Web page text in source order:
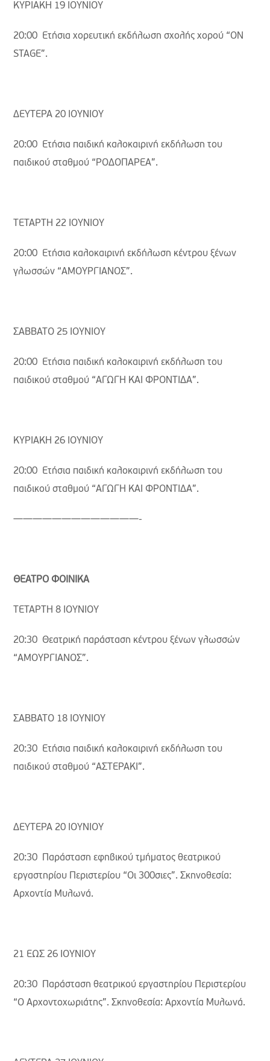
ΚΥΡΙΑΚΗ 19 ΙΟΥΝΙΟΥ
20:00 Ετήσια χορευτική εκδήλωση σχολής χορού “ON
STAGE”.
ΔΕΥΤΕΡΑ 20 ΙΟΥΝΙΟΥ
20:00 Ετήσια παιδική καλοκαιρινή εκδήλωση του
παιδικού σταθμού “ΡΟΔΟΠΑΡΕΑ”.
ΤΕΤΑΡΤΗ 22 ΙΟΥΝΙΟΥ
20:00 Ετήσια καλοκαιρινή εκδήλωση κέντρου ξένων
γλωσσών “ΑΜΟΥΡΓΙΑΝΟΣ”.
ΣΑΒΒΑΤΟ 25 ΙΟΥΝΙΟΥ
20:00 Ετήσια παιδική καλοκαιρινή εκδήλωση του
παιδικού σταθμού “ΑΓΩΓΗ ΚΑΙ ΦΡΟΝΤΙΔΑ”.
ΚΥΡΙΑΚΗ 26 ΙΟΥΝΙΟΥ
20:00 Ετήσια παιδική καλοκαιρινή εκδήλωση του
παιδικού σταθμού “ΑΓΩΓΗ ΚΑΙ ΦΡΟΝΤΙΔΑ”.
—————————————-
ΘΕΑΤΡΟ ΦΟΙΝΙΚΑ
ΤΕΤΑΡΤΗ 8 ΙΟΥΝΙΟΥ
20:30 Θεατρική παράσταση κέντρου ξένων γλωσσών
“ΑΜΟΥΡΓΙΑΝΟΣ”.
ΣΑΒΒΑΤΟ 18 ΙΟΥΝΙΟΥ
20:30 Ετήσια παιδική καλοκαιρινή εκδήλωση του
παιδικού σταθμού “ΑΣΤΕΡΑΚΙ”.
ΔΕΥΤΕΡΑ 20 ΙΟΥΝΙΟΥ
20:30 Παράσταση εφηβικού τμήματος θεατρικού
εργαστηρίου Περιστερίου “Οι 300σιες”. Σκηνοθεσία:
Αρχοντία Μυλωνά.
21 ΕΩΣ 26 ΙΟΥΝΙΟΥ
20:30 Παράσταση θεατρικού εργαστηρίου Περιστερίου
“Ο Αρχοντοχωριάτης”. Σκηνοθεσία: Αρχοντία Μυλωνά.